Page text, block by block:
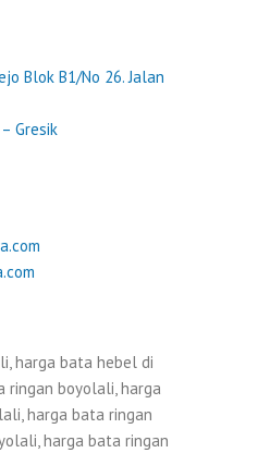
Blok B1/No 26. Jalan
Gresik
harga bata hebel di
ringan boyolali, harga
harga bata ringan
harga bata ringan